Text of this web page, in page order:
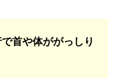
首や体ががっしり